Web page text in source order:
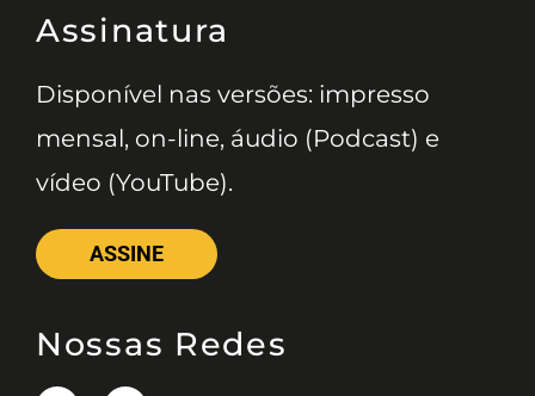
Assinatura
Disponível nas versões: impresso
mensal, on-line, áudio (Podcast) e
vídeo (YouTube).
ASSINE
Nossas Redes